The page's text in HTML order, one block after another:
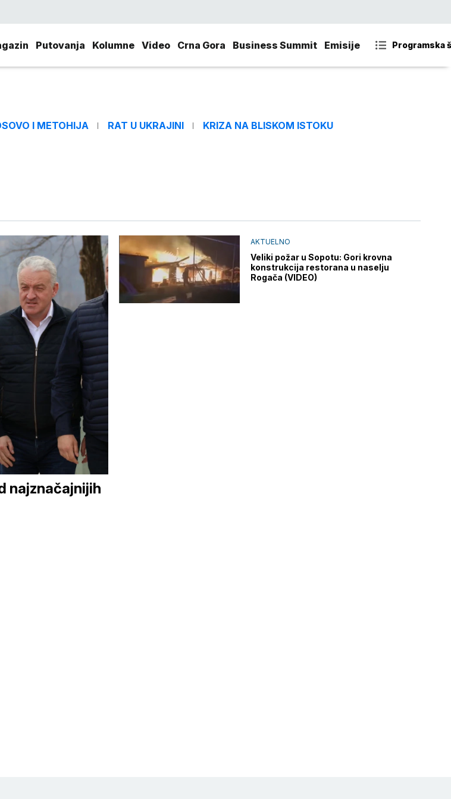
Putovanja Kolumne Video Crna Gora Business Summit Emisije Programska
I METOHIJA RAT U UKRAJINI KRIZA NA BLISKOM ISTOKU
najznačajnijih
AKTUELNO
Veliki požar u Sopotu: Gori krovna
konstrukcija restorana u naselju
Rogača (VIDEO)